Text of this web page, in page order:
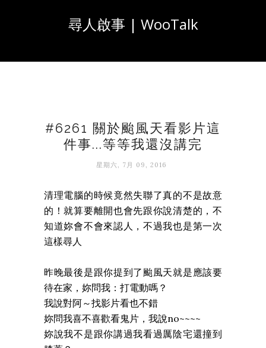
尋人啟事 | WooTalk
#6261 關於颱風天看影片這
件事...等等我還沒講完
星期六, 7月 09, 2016
清理電腦的時候竟然失聯了真的不是故意
的！就算要離開也會先跟你說清楚的，不
知道妳會不會來認人，不過我也是第一次
這樣尋人
昨晚最後是跟你提到了颱風天就是應該要
待在家，妳問我：打電動嗎？
我說對阿～找影片看也不錯
妳問我喜不喜歡看鬼片，我說no~~~~
妳說我不是跟你講過我看過厲陰宅還撞到